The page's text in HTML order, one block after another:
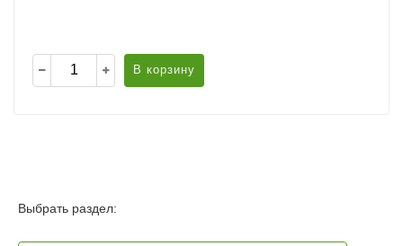
В корзину
Выбрать раздел: